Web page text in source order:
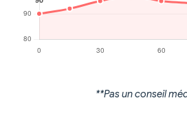
**Pas un conseil